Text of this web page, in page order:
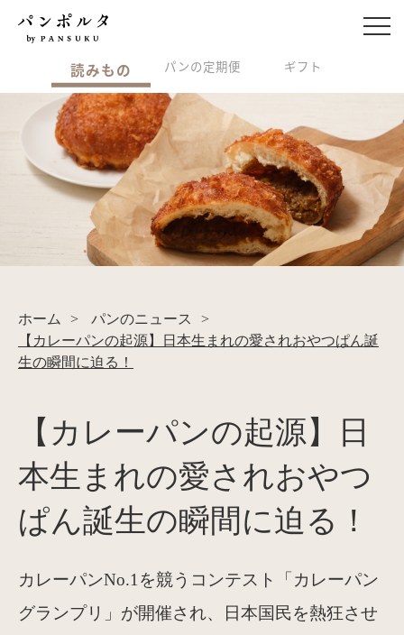
読みもの パンの定期便 ギフト
ホーム > パンのニュース
>
【カレーパンの起源】日本生まれの愛されおやつぱん誕
生の瞬間に迫る！
【カレーパンの起源】日
本生まれの愛されおやつ
ぱん誕生の瞬間に迫る！
カレーパンNo.1を競うコンテスト「カレーパン
グランプリ」が開催され、日本国民を熱狂させ